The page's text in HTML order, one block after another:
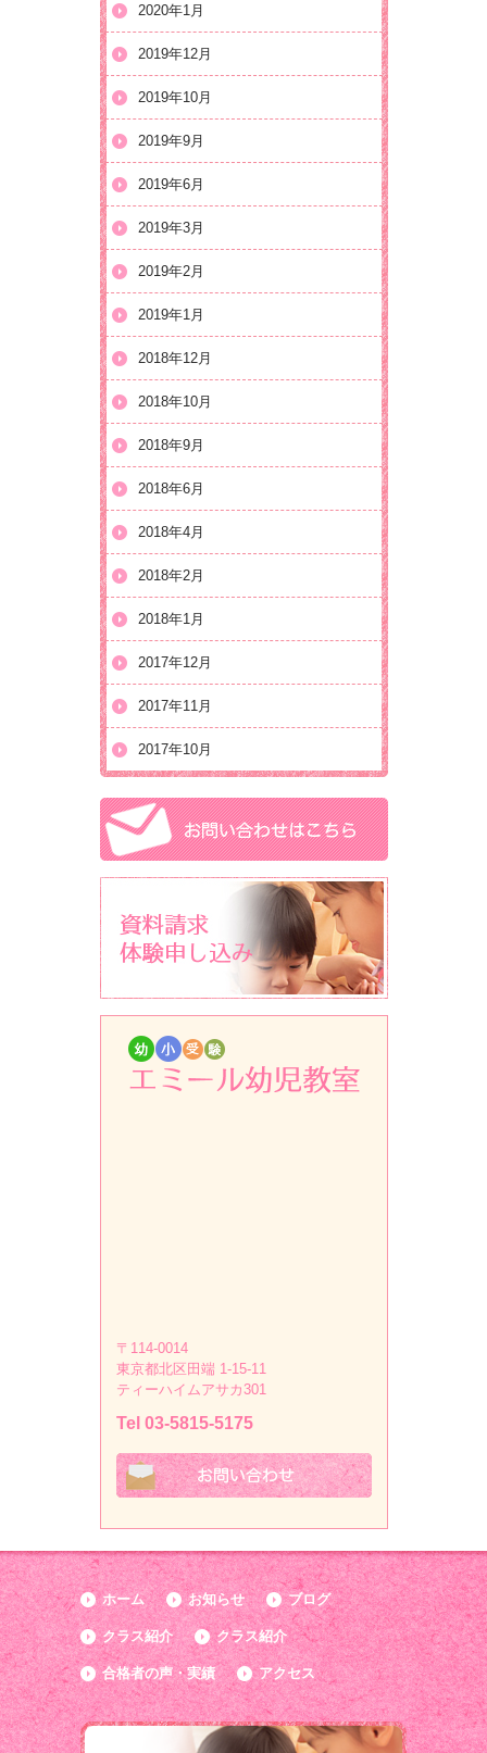
2020年1月
2019年12月
2019年10月
2019年9月
2019年6月
2019年3月
2019年2月
2019年1月
2018年12月
2018年10月
2018年9月
2018年6月
2018年4月
2018年2月
2018年1月
2017年12月
2017年11月
2017年10月
〒114-0014
東京都北区田端 1-15-11
ティーハイムアサカ301
Tel 03-5815-5175
ホーム お知らせ ブログ
クラス紹介 クラス紹介
合格者の声・実績 アクセス